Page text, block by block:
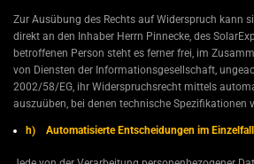
Zur Ausübung des Rechts auf Widerspruch kann
direkt an den Inhaber Herrn Pinnecke, des
betroffenen Person steht es ferner frei, im
von Diensten der Informationsgesellschaft,
2002/58/EG, ihr Widerspruchsrecht mittels
auszuüben, bei denen technische Spezifikationen
h) Automatisierte Entscheidungen im